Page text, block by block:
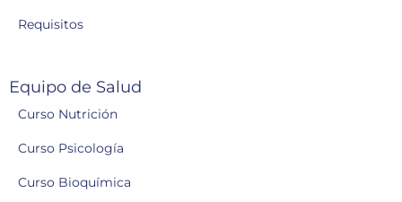
Requisitos
Equipo de Salud
Curso Nutrición
Curso Psicología
Curso Bioquímica